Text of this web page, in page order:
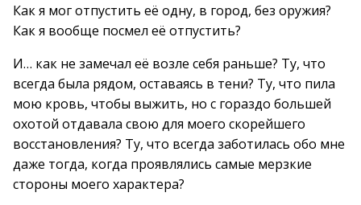
Как я мог отпустить её одну, в город, без оружия?
Как я вообще посмел её отпустить?
И… как не замечал её возле себя раньше? Ту, что
всегда была рядом, оставаясь в тени? Ту, что пила
мою кровь, чтобы выжить, но с гораздо большей
охотой отдавала свою для моего скорейшего
восстановления? Ту, что всегда заботилась обо мне
даже тогда, когда проявлялись самые мерзкие
стороны моего характера?